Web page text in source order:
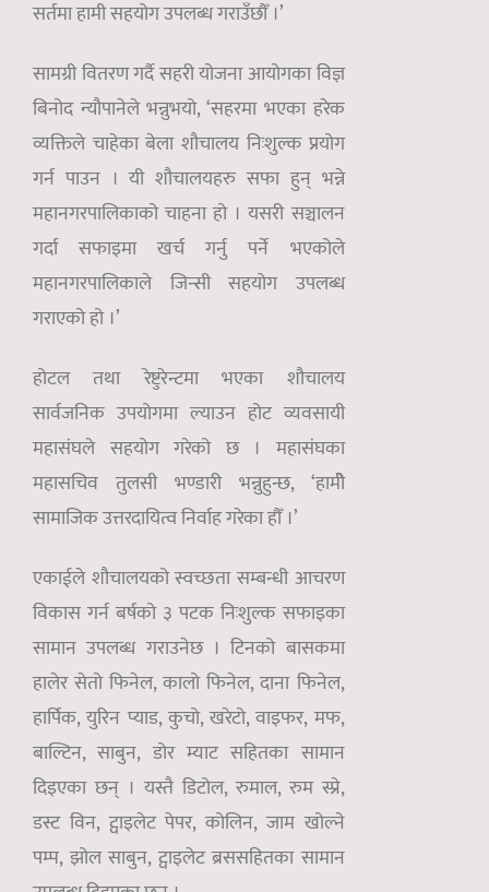
सर्तमा हामी सहयोग उपलब्ध गराउँछौँ ।’
सामग्री वितरण गर्दै सहरी योजना आयोगका विज्ञ
बिनोद न्यौपानेले भन्नुभयो, ‘सहरमा भएका हरेक
व्यक्तिले चाहेका बेला शौचालय निःशुल्क प्रयोग
गर्न पाउन । यी शौचालयहरु सफा हुन् भन्ने
महानगरपालिकाको चाहना हो । यसरी सञ्चालन
गर्दा सफाइमा खर्च गर्नु पर्ने भएकोले
महानगरपालिकाले जिन्सी सहयोग उपलब्ध
गराएको हो ।’
होटल तथा रेष्टुरेन्टमा भएका शौचालय
सार्वजनिक उपयोगमा ल्याउन होट व्यवसायी
महासंघले सहयोग गरेको छ । महासंघका
महासचिव तुलसी भण्डारी भन्नुहुन्छ, ‘हामीे
सामाजिक उत्तरदायित्व निर्वाह गरेका हौँ ।’
एकाईले शौचालयको स्वच्छता सम्बन्धी आचरण
विकास गर्न बर्षको ३ पटक निःशुल्क सफाइका
सामान उपलब्ध गराउनेछ । टिनको बासकमा
हालेर सेतो फिनेल, कालो फिनेल, दाना फिनेल,
हार्पिक, युरिन प्याड, कुचो, खरेटो, वाइफर, मफ,
बाल्टिन, साबुन, डोर म्याट सहितका सामान
दिइएका छन् । यस्तै डिटोल, रुमाल, रुम स्प्रे,
डस्ट विन, ट्वाइलेट पेपर, कोलिन, जाम खोल्ने
पम्प, झोल साबुन, ट्वाइलेट ब्रससहितका सामान